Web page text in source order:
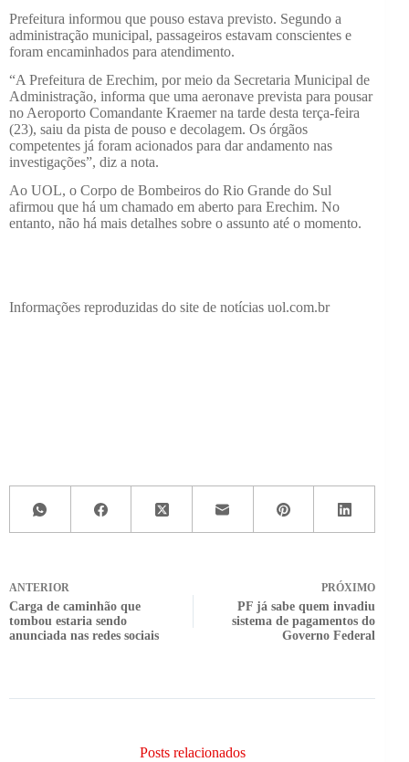
Prefeitura informou que pouso estava previsto. Segundo a
administração municipal, passageiros estavam conscientes e
foram encaminhados para atendimento.
“A Prefeitura de Erechim, por meio da Secretaria Municipal de
Administração, informa que uma aeronave prevista para pousar
no Aeroporto Comandante Kraemer na tarde desta terça-feira
(23), saiu da pista de pouso e decolagem. Os órgãos
competentes já foram acionados para dar andamento nas
investigações”, diz a nota.
Ao UOL, o Corpo de Bombeiros do Rio Grande do Sul
afirmou que há um chamado em aberto para Erechim. No
entanto, não há mais detalhes sobre o assunto até o momento.
Informações reproduzidas do site de notícias uol.com.br
ANTERIOR
Carga de caminhão que
tombou estaria sendo
anunciada nas redes sociais
PRÓXIMO
PF já sabe quem invadiu
sistema de pagamentos do
Governo Federal
Posts relacionados